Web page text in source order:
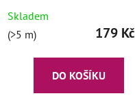
t
ů
Skladem
(>5 m)
179 Kč
DO KOŠÍKU